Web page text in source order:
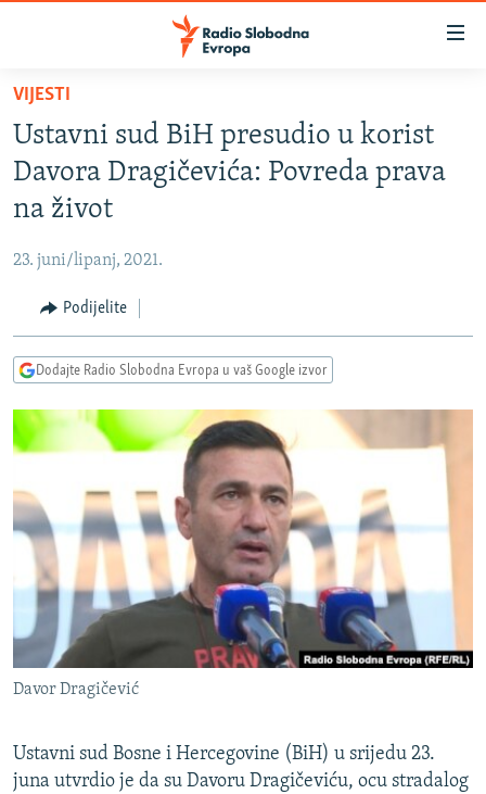
Pređite
glavni
sadržaj
Pređite
na
glavnu
navigaciju
Pređite
na
pretragu
BOSNA I HERCEGOVINA
SRBIJA
CRNA GORA
VIZUELNO
INFOGRAFIKE
RAT U UKRAJINI
KINA NA BALKANU
RSE PRIČE IZ SVIJETA
ISPRIČAJ MI
DNEVNO@RSE
SPECIJALI RSE
VIŠE OD NASLOVA
GENOCID U SREBRENICI
POPLAVE I KLIZIŠTA U BIH 2024.
TV LIBERTY
POST SCRIPTUM
PRATITE NAS
Sve RFE/RL stranice
VIJESTI
Ustavni sud BiH presudio u korist
Davora Dragičevića: Povreda prava
na život
23. juni/lipanj, 2021.
Podijelite
Dodajte Radio Slobodna Evropa u vaš Google izvor
Davor Dragičević
Ustavni sud Bosne i Hercegovine (BiH) u srijedu 23.
juna utvrdio je da su Davoru Dragičeviću, ocu stradalog